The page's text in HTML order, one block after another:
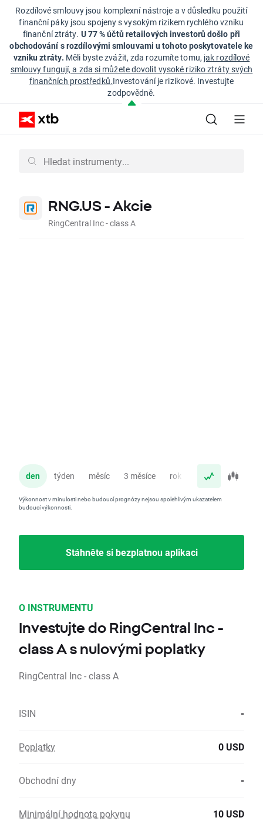
Rozdílové smlouvy jsou komplexní nástroje a v důsledku použití
finanční páky jsou spojeny s vysokým rizikem rychlého vzniku
finanční ztráty. U 77 % účtů retailových investorů došlo při
obchodování s rozdílovými smlouvami u tohoto poskytovatele ke
vzniku ztráty. Měli byste zvážit, zda rozumíte tomu, jak rozdílové
smlouvy fungují, a zda si můžete dovolit vysoké riziko ztráty svých
finančních prostředků.Investování je rizikové. Investujte
zodpovědně.
RNG.US - Akcie
RingCentral Inc - class A
den týden měsíc 3 měsíce rok
Výkonnost v minulosti nebo budoucí prognózy nejsou spolehlivým ukazatelem
budoucí výkonnosti.
Stáhněte si bezplatnou aplikaci
O INSTRUMENTU
Investujte do RingCentral Inc -
class A s nulovými poplatky
RingCentral Inc - class A
ISIN -
Poplatky 0 USD
Obchodní dny -
Minimální hodnota pokynu 10 USD